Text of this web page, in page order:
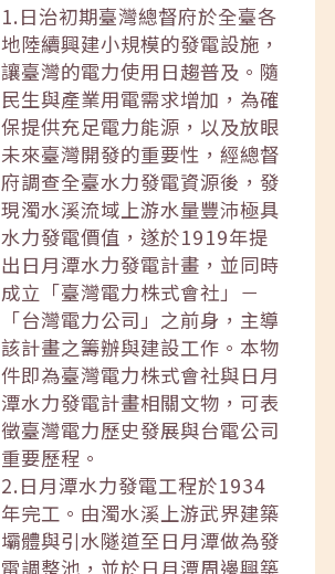
1.日治初期臺灣總督府於全臺各
地陸續興建小規模的發電設施，
讓臺灣的電力使用日趨普及。隨
民生與產業用電需求增加，為確
保提供充足電力能源，以及放眼
未來臺灣開發的重要性，經總督
府調查全臺水力發電資源後，發
現濁水溪流域上游水量豐沛極具
水力發電價值，遂於1919年提
出日月潭水力發電計畫，並同時
成立「臺灣電力株式會社」－
「台灣電力公司」之前身，主導
該計畫之籌辦與建設工作。本物
件即為臺灣電力株式會社與日月
潭水力發電計畫相關文物，可表
徵臺灣電力歷史發展與台電公司
重要歷程。
2.日月潭水力發電工程於1934
年完工。由濁水溪上游武界建築
壩體與引水隧道至日月潭做為發
電調整池，並於日月潭周邊興築